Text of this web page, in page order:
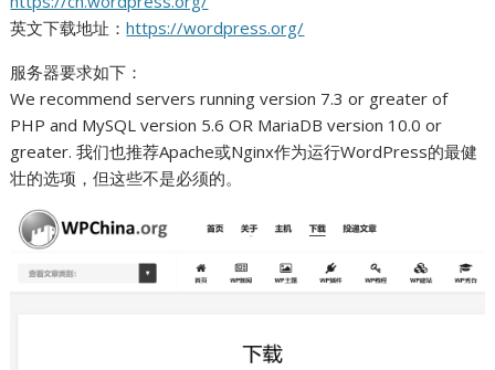
英文下载地址：https://wordpress.org/
服务器要求如下：
We recommend servers running version 7.3 or greater of
PHP and MySQL version 5.6 OR MariaDB version 10.0 or
greater. 我们也推荐Apache或Nginx作为运行WordPress的最健
壮的选项，但这些不是必须的。